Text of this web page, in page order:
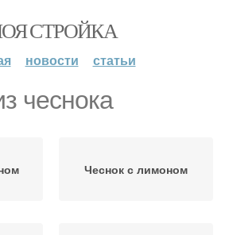
СТРОЙКА
новости статьи
чеснока
Чеснок с лимоном